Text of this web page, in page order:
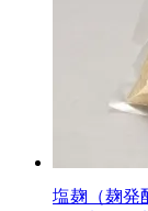
塩麹（麹発